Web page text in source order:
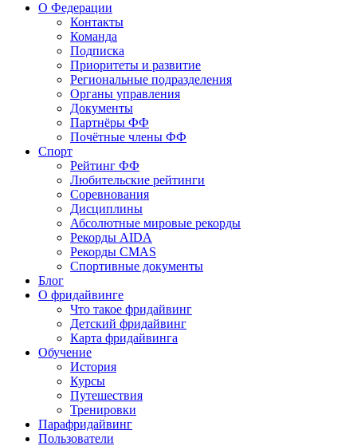
О Федерации
Контакты
Команда
Подписка
Приоритеты и развитие
Региональные подразделения
Органы управления
Документы
Партнёры ФФ
Почётные члены ФФ
Спорт
Рейтинг ФФ
Любительские рейтинги
Соревнования
Дисциплины
Абсолютные мировые рекорды
Рекорды AIDA
Рекорды CMAS
Спортивные документы
Блог
О фридайвинге
Что такое фридайвинг
Детский фридайвинг
Карта фридайвинга
Обучение
История
Курсы
Путешествия
Тренировки
Парафридайвинг
Пользователи